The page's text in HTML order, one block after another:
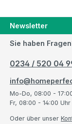
Newsletter
Sie haben
0234 / 520 04
Mo-Do, 08:00 -
Fr, 08:00 - 14:00 Uhr
Oder über unser